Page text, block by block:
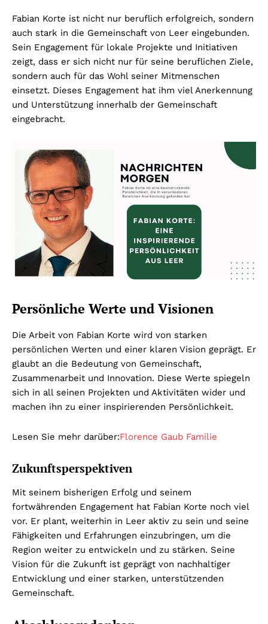
Fabian Korte ist nicht nur beruflich erfolgreich, sondern
auch stark in die Gemeinschaft von Leer eingebunden.
Sein Engagement für lokale Projekte und Initiativen
zeigt, dass er sich nicht nur für seine beruflichen Ziele,
sondern auch für das Wohl seiner Mitmenschen
einsetzt. Dieses Engagement hat ihm viel Anerkennung
und Unterstützung innerhalb der Gemeinschaft
eingebracht.
Persönliche Werte und Visionen
Die Arbeit von Fabian Korte wird von starken
persönlichen Werten und einer klaren Vision geprägt. Er
glaubt an die Bedeutung von Gemeinschaft,
Zusammenarbeit und Innovation. Diese Werte spiegeln
sich in all seinen Projekten und Aktivitäten wider und
machen ihn zu einer inspirierenden Persönlichkeit.
Lesen Sie mehr darüber:Florence Gaub Familie
Zukunftsperspektiven
Mit seinem bisherigen Erfolg und seinem
fortwährenden Engagement hat Fabian Korte noch viel
vor. Er plant, weiterhin in Leer aktiv zu sein und seine
Fähigkeiten und Erfahrungen einzubringen, um die
Region weiter zu entwickeln und zu stärken. Seine
Vision für die Zukunft ist geprägt von nachhaltiger
Entwicklung und einer starken, unterstützenden
Gemeinschaft.